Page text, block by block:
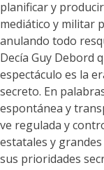
planificar y
mediático y militar
anulando todo
Decía Guy Debord
espectáculo es la
secreto. En
espontánea y
ve regulada y
estatales y
sus prioridades